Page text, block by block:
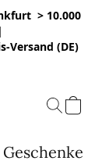
> 10.000
Versand (DE)
Geschenke